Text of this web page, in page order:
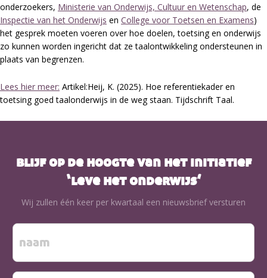
onderzoekers, Ministerie van Onderwijs, Cultuur en Wetenschap, de
Inspectie van het Onderwijs en College voor Toetsen en Examens)
het gesprek moeten voeren over hoe doelen, toetsing en onderwijs
zo kunnen worden ingericht dat ze taalontwikkeling ondersteunen in
plaats van begrenzen.
Lees hier meer: Artikel:Heij, K. (2025). Hoe referentiekader en
toetsing goed taalonderwijs in de weg staan. Tijdschrift Taal.
blijf op de hoogte van het initiatief
‘leve het onderwijs’
Wij zullen één keer per kwartaal een nieuwsbrief versturen